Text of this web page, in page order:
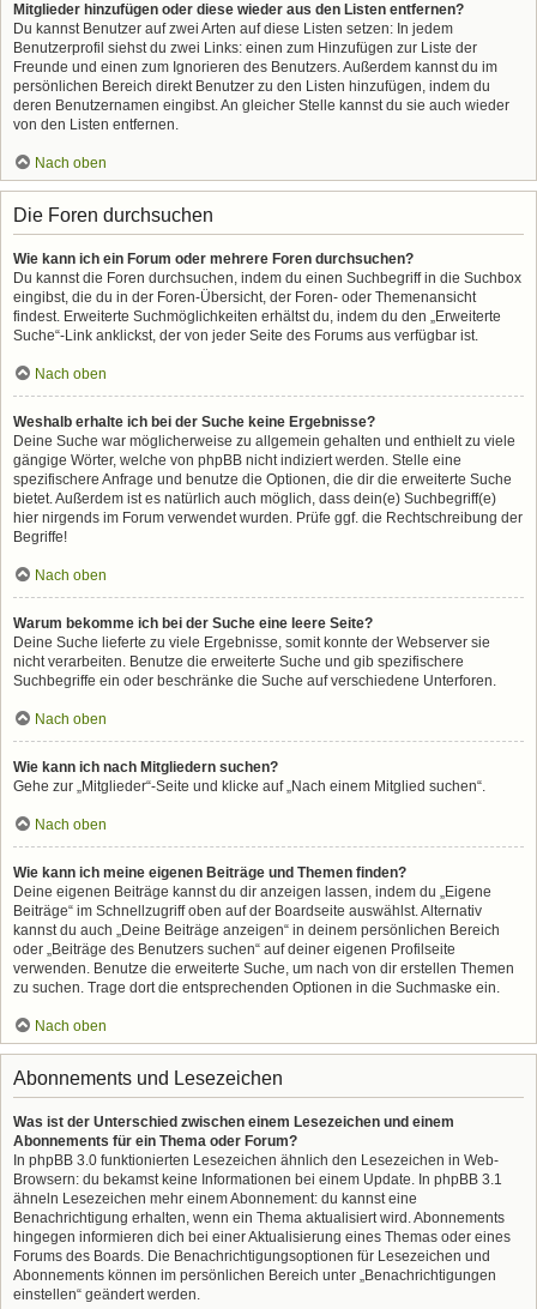
Mitglieder hinzufügen oder diese wieder aus den Listen entfernen?
Du kannst Benutzer auf zwei Arten auf diese Listen setzen: In jedem
Benutzerprofil siehst du zwei Links: einen zum Hinzufügen zur Liste der
Freunde und einen zum Ignorieren des Benutzers. Außerdem kannst du im
persönlichen Bereich direkt Benutzer zu den Listen hinzufügen, indem du
deren Benutzernamen eingibst. An gleicher Stelle kannst du sie auch wieder
von den Listen entfernen.
Nach oben
Die Foren durchsuchen
Wie kann ich ein Forum oder mehrere Foren durchsuchen?
Du kannst die Foren durchsuchen, indem du einen Suchbegriff in die Suchbox
eingibst, die du in der Foren-Übersicht, der Foren- oder Themenansicht
findest. Erweiterte Suchmöglichkeiten erhältst du, indem du den „Erweiterte
Suche“-Link anklickst, der von jeder Seite des Forums aus verfügbar ist.
Nach oben
Weshalb erhalte ich bei der Suche keine Ergebnisse?
Deine Suche war möglicherweise zu allgemein gehalten und enthielt zu viele
gängige Wörter, welche von phpBB nicht indiziert werden. Stelle eine
spezifischere Anfrage und benutze die Optionen, die dir die erweiterte Suche
bietet. Außerdem ist es natürlich auch möglich, dass dein(e) Suchbegriff(e)
hier nirgends im Forum verwendet wurden. Prüfe ggf. die Rechtschreibung der
Begriffe!
Nach oben
Warum bekomme ich bei der Suche eine leere Seite?
Deine Suche lieferte zu viele Ergebnisse, somit konnte der Webserver sie
nicht verarbeiten. Benutze die erweiterte Suche und gib spezifischere
Suchbegriffe ein oder beschränke die Suche auf verschiedene Unterforen.
Nach oben
Wie kann ich nach Mitgliedern suchen?
Gehe zur „Mitglieder“-Seite und klicke auf „Nach einem Mitglied suchen“.
Nach oben
Wie kann ich meine eigenen Beiträge und Themen finden?
Deine eigenen Beiträge kannst du dir anzeigen lassen, indem du „Eigene
Beiträge“ im Schnellzugriff oben auf der Boardseite auswählst. Alternativ
kannst du auch „Deine Beiträge anzeigen“ in deinem persönlichen Bereich
oder „Beiträge des Benutzers suchen“ auf deiner eigenen Profilseite
verwenden. Benutze die erweiterte Suche, um nach von dir erstellen Themen
zu suchen. Trage dort die entsprechenden Optionen in die Suchmaske ein.
Nach oben
Abonnements und Lesezeichen
Was ist der Unterschied zwischen einem Lesezeichen und einem
Abonnements für ein Thema oder Forum?
In phpBB 3.0 funktionierten Lesezeichen ähnlich den Lesezeichen in Web-
Browsern: du bekamst keine Informationen bei einem Update. In phpBB 3.1
ähneln Lesezeichen mehr einem Abonnement: du kannst eine
Benachrichtigung erhalten, wenn ein Thema aktualisiert wird. Abonnements
hingegen informieren dich bei einer Aktualisierung eines Themas oder eines
Forums des Boards. Die Benachrichtigungsoptionen für Lesezeichen und
Abonnements können im persönlichen Bereich unter „Benachrichtigungen
einstellen“ geändert werden.